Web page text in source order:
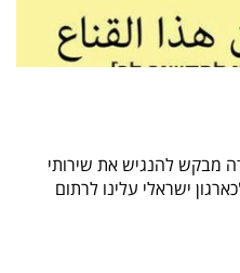
מבקש להנגיש את שירותי
ישראלי עלינו לרתום